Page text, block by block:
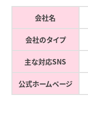
会社名
会社のタイプ
主な対応SNS
公式ホームページ